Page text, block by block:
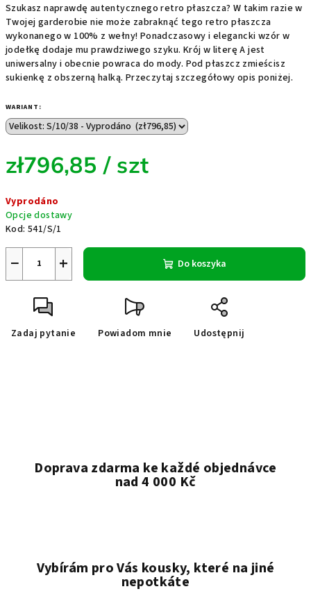
Szukasz naprawdę autentycznego retro płaszcza? W takim razie w
Twojej garderobie nie może zabraknąć tego retro płaszcza
wykonanego w 100% z wełny! Ponadczasowy i elegancki wzór w
jodełkę dodaje mu prawdziwego szyku. Krój w literę A jest
uniwersalny i obecnie powraca do mody. Pod płaszcz zmieścisz
sukienkę z obszerną halką. Przeczytaj szczegółowy opis poniżej.
WARIANT:
zł796,85 / szt
jednostkowa:
Vyprodáno
Opcje dostawy
Kod: 541/S/1
+
− Do koszyka
Zadaj pytanie Powiadom mnie Udostępnij
Doprava zdarma ke každé objednávce
nad 4 000 Kč
Vybírám pro Vás kousky, které na jiné
nepotkáte